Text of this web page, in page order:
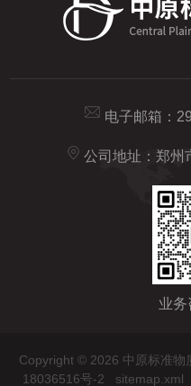
电子邮箱：
公司地址：郑州
业务
Copyright © 2026 中原标准
18036516号-2
sitemap.xml